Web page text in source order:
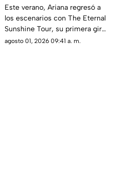
estudio "Petal" ya
disponible
Este verano, Ariana regresó a
los escenarios con The Eternal
Sunshine Tour, su primera gira
mundial en más de siete años.
agosto 01, 2026 09:41 a. m.